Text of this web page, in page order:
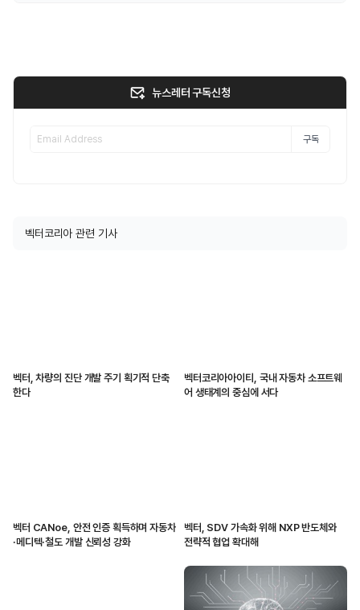
뉴스레터 구독신청
구독
벡터코리아 관련 기사
벡터, 차량의 진단 개발 주기 획기적 단축
한다
벡터코리아아이티, 국내 자동차 소프트웨
어 생태계의 중심에 서다
벡터 CANoe, 안전 인증 획득하며 자동차
·메디텍·철도 개발 신뢰성 강화
벡터, SDV 가속화 위해 NXP 반도체와
전략적 협업 확대해